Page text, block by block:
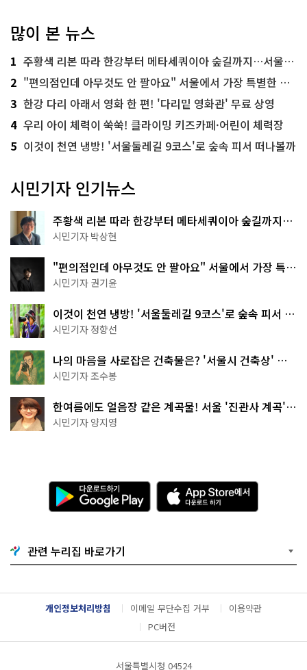
많이 본 뉴스
1 주황색 리본 따라 한강부터 메타세쿼이아 숲길까지…서울둘레길 15코스
2 "편의점인데 아무것도 안 팔아요" 서울에서 가장 특별한 편의점의 정체
3 한강 다리 아래서 영화 한 편! '다리밑 영화관' 무료 상영
4 우리 아이 체력이 쑥쑥! 클라이밍 키즈카페·어린이 체력장
5 이것이 천연 냉방! '서울둘레길 9코스'로 숲속 피서 떠나볼까
시민기자 인기뉴스
주황색 리본 따라 한강부터 메타세쿼이아 숲길까지…
서울둘레길 15코스
시민기자 박상현
"편의점인데 아무것도 안 팔아요" 서울에서 가장 특별
한 편의점의 정체
시민기자 권기윤
이것이 천연 냉방! '서울둘레길 9코스'로 숲속 피서 떠
나볼까
시민기자 정향선
나의 마음을 사로잡은 건축물은? '서울시 건축상' 수
상작 공개!
시민기자 조수봉
한여름에도 얼음장 같은 계곡물! 서울 '진관사 계곡'이
천국이네~
시민기자 양지영
다
운
로
기
G
o
g
l
e
l
A
p
p
e
서
다
운
드
관련 누리집 바로가기
개인정보처리방침 이메일 무단수집 거부
이용약관
PC버전
서울특별시청 04524